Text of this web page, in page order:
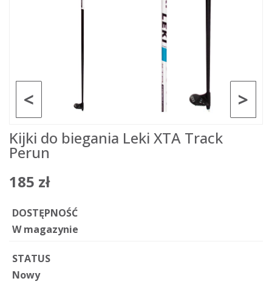
>
<
Kijki do biegania Leki XTA Track
Perun
185 zł
DOSTĘPNOŚĆ
W magazynie
STATUS
Nowy